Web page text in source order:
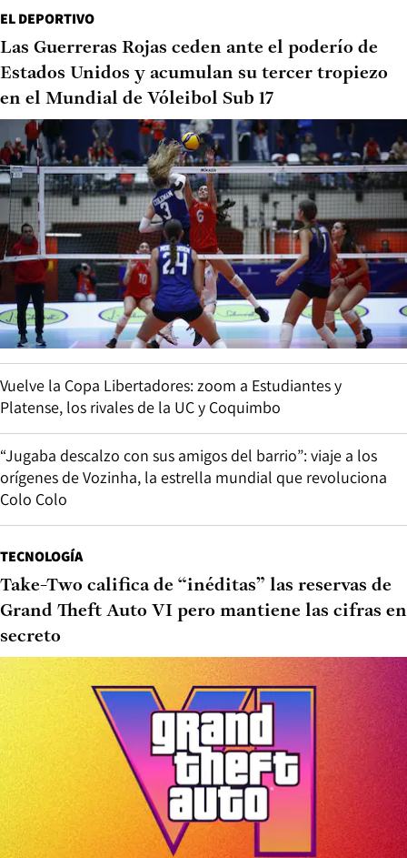
EL DEPORTIVO
Las Guerreras Rojas ceden ante el poderío de
Estados Unidos y acumulan su tercer tropiezo
en el Mundial de Vóleibol Sub 17
Vuelve la Copa Libertadores: zoom a Estudiantes y
Platense, los rivales de la UC y Coquimbo
“Jugaba descalzo con sus amigos del barrio”: viaje a los
orígenes de Vozinha, la estrella mundial que revoluciona
Colo Colo
TECNOLOGÍA
Take-Two califica de “inéditas” las reservas de
Grand Theft Auto VI pero mantiene las cifras en
secreto